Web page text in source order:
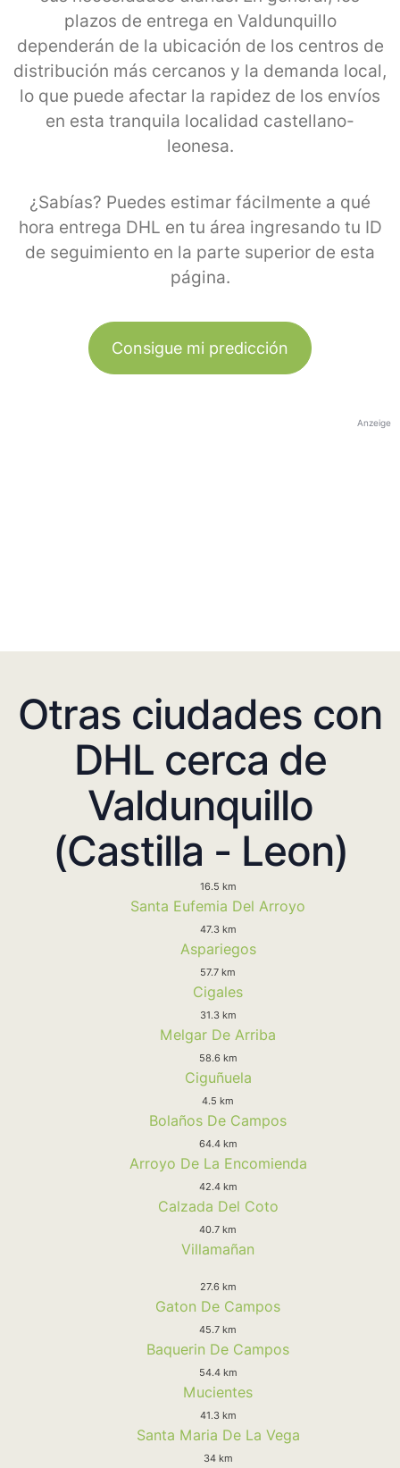
plazos de entrega en Valdunquillo
dependerán de la ubicación de los centros de
distribución más cercanos y la demanda local,
lo que puede afectar la rapidez de los envíos
en esta tranquila localidad castellano-
leonesa.
¿Sabías? Puedes estimar fácilmente a qué
hora entrega DHL en tu área ingresando tu ID
de seguimiento en la parte superior de esta
página.
Consigue mi predicción
Anzeige
Otras ciudades con
DHL cerca de
Valdunquillo
(Castilla - Leon)
16.5 km
Santa Eufemia Del Arroyo
47.3 km
Aspariegos
57.7 km
Cigales
31.3 km
Melgar De Arriba
58.6 km
Ciguñuela
4.5 km
Bolaños De Campos
64.4 km
Arroyo De La Encomienda
42.4 km
Calzada Del Coto
40.7 km
Villamañan
27.6 km
Gaton De Campos
45.7 km
Baquerin De Campos
54.4 km
Mucientes
41.3 km
Santa Maria De La Vega
34 km